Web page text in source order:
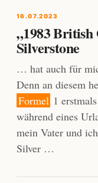
16.07.2023
„1983
Silverstone
… hat auch für
Denn an diesem
Formel 1
während eines
mein Vater und
Silver …